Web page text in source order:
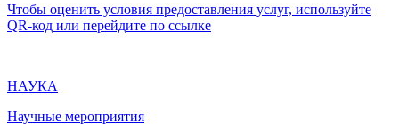
Чтобы оценить условия предоставления услуг, используйте
QR-код или перейдите по ссылке
НАУКА
Научные мероприятия